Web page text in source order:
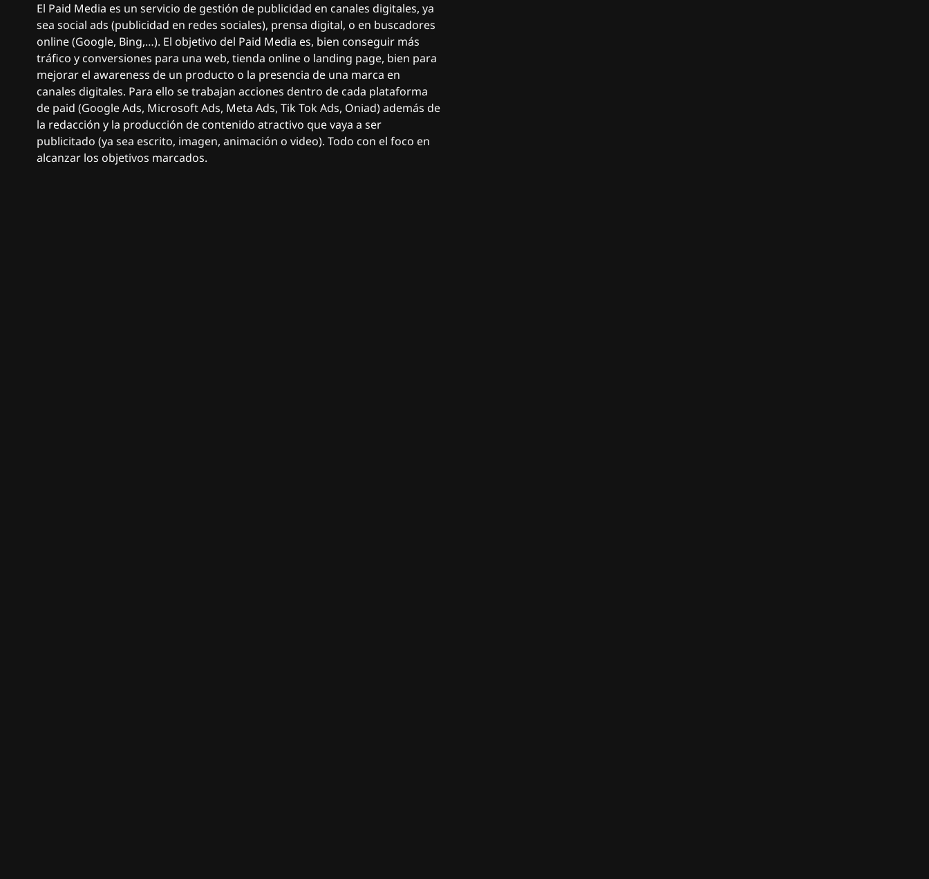
El Paid Media es un servicio de gestión de publicidad en canales digitales, ya
sea social ads (publicidad en redes sociales), prensa digital, o en buscadores
online (Google, Bing,…). El objetivo del Paid Media es, bien conseguir más
tráfico y conversiones para una web, tienda online o landing page, bien para
mejorar el awareness de un producto o la presencia de una marca en
canales digitales. Para ello se trabajan acciones dentro de cada plataforma
de paid (Google Ads, Microsoft Ads, Meta Ads, Tik Tok Ads, Oniad) además de
la redacción y la producción de contenido atractivo que vaya a ser
publicitado (ya sea escrito, imagen, animación o video). Todo con el foco en
alcanzar los objetivos marcados.